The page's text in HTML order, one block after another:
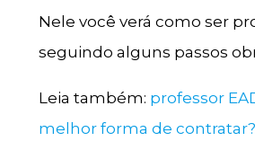
Nele você verá como ser
seguindo alguns passos
Leia também: professor
melhor forma de contratar?